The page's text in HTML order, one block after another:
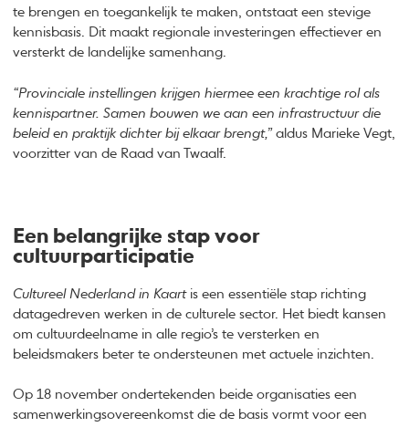
te brengen en toegankelijk te maken, ontstaat een stevige
kennisbasis. Dit maakt regionale investeringen effectiever en
versterkt de landelijke samenhang.
“Provinciale instellingen krijgen hiermee een krachtige rol als
kennispartner. Samen bouwen we aan een infrastructuur die
beleid en praktijk dichter bij elkaar brengt,”aldus Marieke Vegt,
voorzitter van de Raad van Twaalf.
Een belangrijke stap voor
cultuurparticipatie
Cultureel Nederland in Kaartis een essentiële stap richting
datagedreven werken in de culturele sector. Het biedt kansen
om cultuurdeelname in alle regio’s te versterken en
beleidsmakers beter te ondersteunen met actuele inzichten.
Op 18 november ondertekenden beide organisaties een
samenwerkingsovereenkomst die de basis vormt voor een